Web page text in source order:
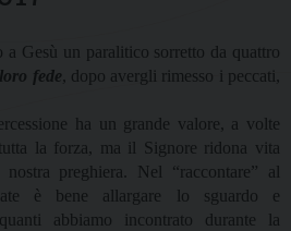
a Gesù un paralitico sorretto da quattro
fede, dopo avergli rimesso i peccati,
ha un grande valore, a volte
la forza, ma il Signore ridona vita
preghiera. Nel “raccontare” al
è bene allargare lo sguardo e
abbiamo incontrato durante la